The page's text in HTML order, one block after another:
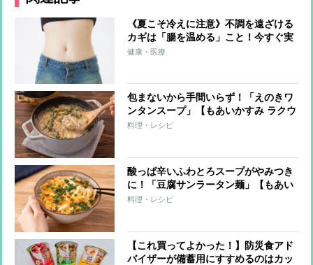
《夏こそ冷えに注意》不調を遠ざける
カギは「腸を温める」こと！今すぐ実
践したい「朝の具だくさんスープ」、
健康・医療
包まないから手間いらず！「えのきワ
ンタンスープ」【もあいかすみ ラクウ
マレシピ】
料理・レシピ
酸っぱ辛いふわとろスープがやみつき
に！「豆腐サンラータン麺」【もあい
かすみ ラクウマレシピ】
料理・レシピ
【これ買ってよかった！】防災食アド
バイザーが備蓄用にすすめるのはカッ